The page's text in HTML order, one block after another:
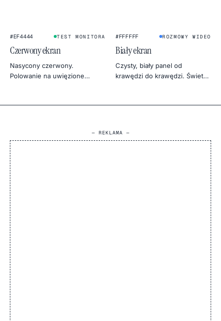
#EF4444 TEST MONITORA
Czerwony ekran
Nasycony czerwony.
Polowanie na uwięzione
ciepłe, mocne tło.
★
#FFFFFF ROZMOWY WIDEO
Biały ekran
Czysty, biały panel od
krawędzi do krawędzi. Świetny
produktowe i test
— REKLAMA —